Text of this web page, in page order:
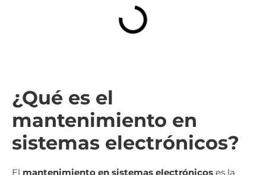
¿Qué es el
mantenimiento en
sistemas electrónicos?
El mantenimiento en sistemas electrónicos es la